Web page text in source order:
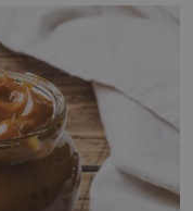
a prohlásit, že to
a drogou
Marcus Aurelius byl
učení, […]